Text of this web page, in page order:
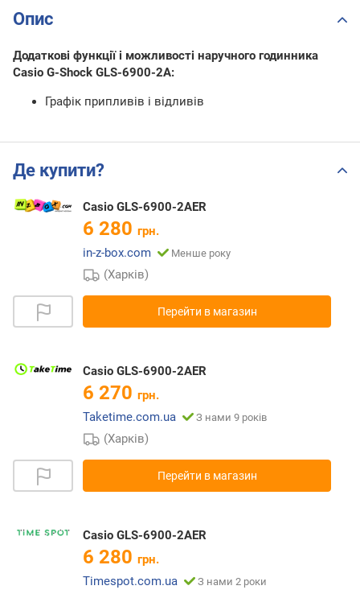
Опис
Додаткові функції і можливості наручного годинника
Casio G-Shock GLS-6900-2A:
Графік припливів і відливів
Де купити?
Casio GLS-6900-2AER
6 280 грн.
in-z-box.com
Менше року
(Харків)
Перейти в магазин
Casio GLS-6900-2AER
6 270 грн.
Taketime.com.ua
З нами 9 років
(Харків)
Перейти в магазин
Casio GLS-6900-2AER
6 280 грн.
Timespot.com.ua
З нами 2 роки